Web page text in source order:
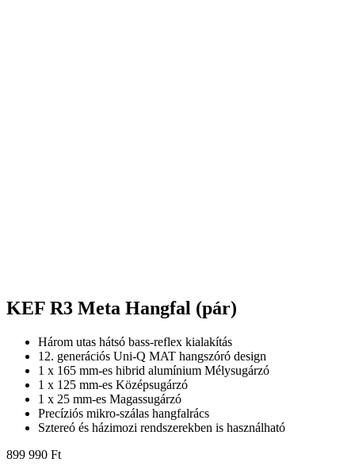
KEF R3 Meta Hangfal (pár)
Három utas hátsó bass-reflex kialakítás
12. generációs Uni-Q MAT hangszóró design
1 x 165 mm-es hibrid alumínium Mélysugárzó
1 x 125 mm-es Középsugárzó
1 x 25 mm-es Magassugárzó
Precíziós mikro-szálas hangfalrács
Sztereó és házimozi rendszerekben is használható
899 990 Ft